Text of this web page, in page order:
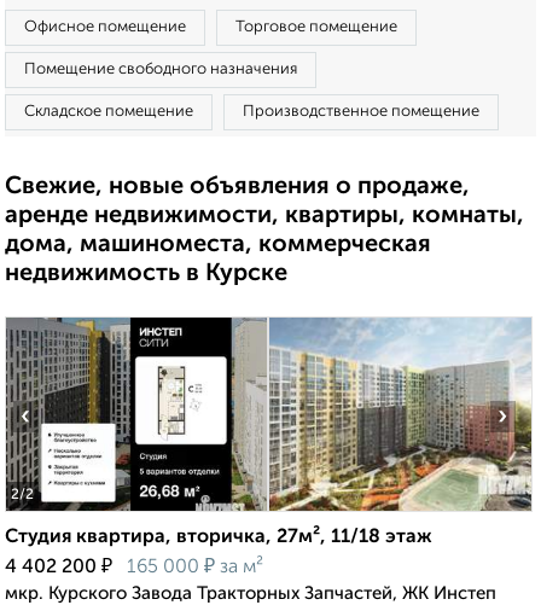
Офисное помещение Торговое помещение
Помещение свободного назначения
Складское помещение Производственное помещение
Свежие, новые объявления о продаже,
аренде недвижимости, квартиры, комнаты,
дома, машиноместа, коммерческая
недвижимость в Курске
2/2
‹ ›
Студия квартира, вторичка, 27м², 11/18 этаж
4 402 200 ₽ 165 000 ₽ за м²
мкр. Курского Завода Тракторных Запчастей, ЖК Инстеп